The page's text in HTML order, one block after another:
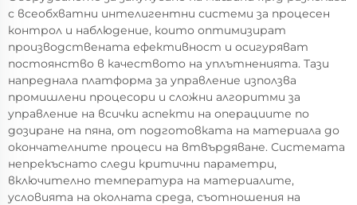
с всеобхватни интелигентни системи за процесен
контрол и наблюдение, които оптимизират
производствената ефективност и осигуряват
постоянство в качеството на уплътненията. Тази
напреднала платформа за управление използва
промишлени процесори и сложни алгоритми за
управление на всички аспекти на операциите по
дозиране на пяна, от подготовката на материала до
окончателните процеси на втвърдяване. Системата
непрекъснато следи критични параметри,
включително температура на материалите,
условията на околната среда, съотношения на